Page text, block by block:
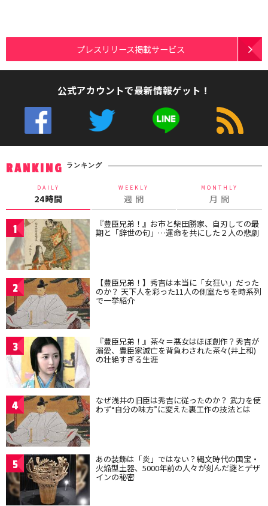
プレスリリース掲載サービス
公式アカウントで最新情報ゲット！
RANKING ランキング
DAILY
24時間
WEEKLY
週 間
MONTHLY
月 間
1 『豊臣兄弟！』お市と柴田勝家、自刃しての最
期と「辞世の句」…運命を共にした２人の悲劇
2 【豊臣兄弟！】秀吉は本当に「女狂い」だった
のか？ 天下人を彩った11人の側室たちを時系列
で一挙紹介
3 『豊臣兄弟！』茶々＝悪女はほぼ創作？秀吉が
溺愛、豊臣家滅亡を背負わされた茶々(井上和)
の壮絶すぎる生涯
4 なぜ浅井の旧臣は秀吉に従ったのか？ 武力を使
わず“自分の味方”に変えた裏工作の技法とは
5 あの装飾は「炎」ではない？縄文時代の国宝・
火焔型土器、5000年前の人々が刻んだ謎とデザ
インの秘密